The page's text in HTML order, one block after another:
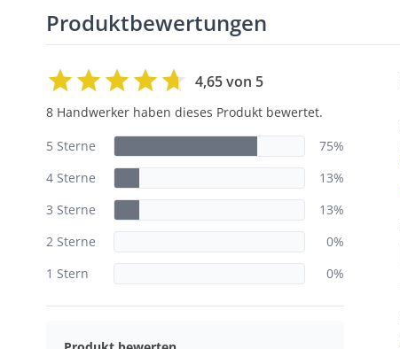
Produktbewertungen
4,65 von 5
8 Handwerker haben dieses Produkt bewertet.
5 Sterne
75%
4 Sterne
13%
3 Sterne
13%
2 Sterne
0%
1 Stern
0%